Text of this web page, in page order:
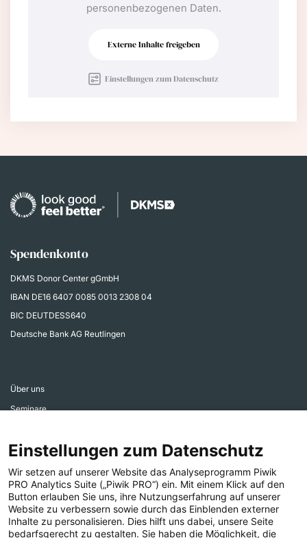
personenbezogenen Daten.
Externe Inhalte freigeben
Einstellungen zum Datenschutz
Spendenkonto
DKMS Donor Center gGmbH
IBAN DE16 6407 0085 0013 2308 04
BIC DEUTDESS640
Deutsche Bank AG Reutlingen
Über uns
Seminare
Ehrenamtsbereich
Aktuelles
Presse
Einstellungen zum Datenschutz
Wir setzen auf unserer Website das Analyseprogramm Piwik
PRO Analytics Suite („Piwik PRO“) ein. Mit einem Klick auf den
Button erlauben Sie uns, ihre Nutzungserfahrung auf unserer
Website zu verbessern sowie durch das Einblenden externer
Inhalte zu personalisieren. Dies hilft uns dabei, unsere Seite
bedarfsgerecht zu gestalten. Sie haben die Möglichkeit, die